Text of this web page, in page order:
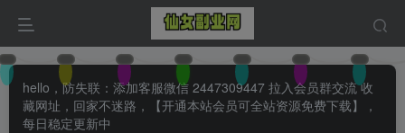
hello，防失联：添加客服微信 2447309447 拉入会员群交流 收
藏网址，回家不迷路，【开通本站会员可全站资源免费下载】，
每日稳定更新中